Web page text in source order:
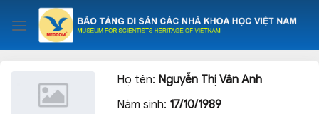
content
Họ tên: Nguyễn Thị Vân Anh
Năm sinh: 17/10/1989